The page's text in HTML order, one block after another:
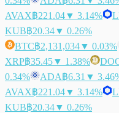
AVAX฿221.04▼ 3.14%
KUB฿20.34▼ 0.26%
BTC฿2,131,034▼ 0.03%
XRP฿35.45▼ 1.38%
0.34%
ADA฿6.31 ▼
AVAX฿221.04▼ 3.14%
KUB฿20.34▼ 0.26%